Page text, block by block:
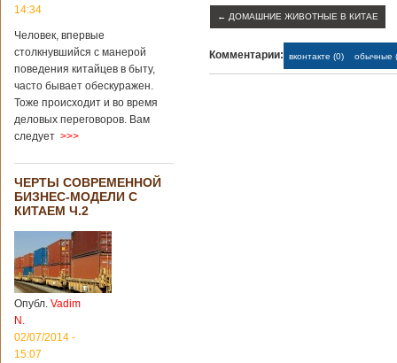
14:34
Человек, впервые
столкнувшийся с манерой
поведения китайцев в быту,
часто бывает обескуражен.
Тоже происходит и во время
деловых переговоров. Вам
следует >>>
ЧЕРТЫ СОВРЕМЕННОЙ
БИЗНЕС-МОДЕЛИ С
КИТАЕМ Ч.2
Опубл. Vadim
N.
02/07/2014 -
15:07
← ДОМАШНИЕ ЖИВОТНЫЕ В КИТАЕ
Комментарии: вконтакте (0) обычные